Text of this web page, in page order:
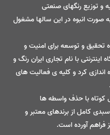
و توزیع رنگهای صنعتی
صورت انبوه در این سالها مشغول
گروه تحقیق و توسعه برای امنیت و
با نام تجاری ایران رنگ و
اندازی کرد و کلیه ی فعالیت های
کوتاه با حذف واسطه ها
کامل از برندهای معتبر و
فراهم آورده است.